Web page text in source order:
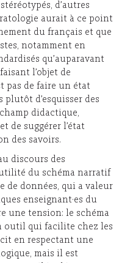
d’autres
aurait à ce point
du français et que
notamment en
qu’auparavant
l’objet de
pas de faire un état
plutôt d’esquisser des
didactique,
de suggérer l’état
des savoirs.
discours des
du schéma narratif
de données, qui a valeur
enseignant·es du
une tension: le schéma
outil qui facilite chez les
en respectant une
mais il est